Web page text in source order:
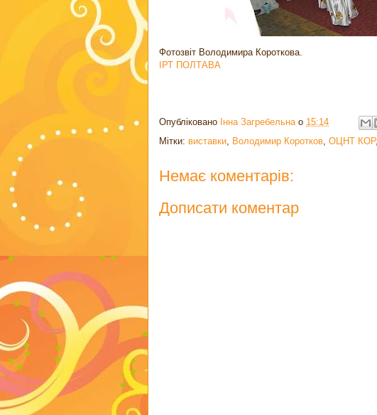
Фотозвіт Володимира Короткова.
ІРТ ПОЛТАВА
Опубліковано Інна Загребельна о 15:14
Мітки: виставки Володимир Коротков ОЦНТ КОР,
Немає коментарів:
Дописати коментар